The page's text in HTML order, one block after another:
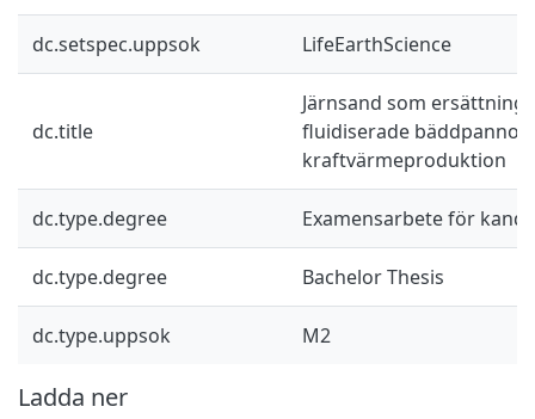
dc.setspec.uppsok LifeEarthScience
dc.title
Järnsand som ersättning
fluidiserade bäddpannor
kraftvärmeproduktion
dc.type.degree Examensarbete för
dc.type.degree Bachelor Thesis
dc.type.uppsok M2
Ladda ner